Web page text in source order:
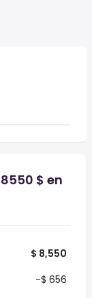
$ en
$ 8,550
-$ 656